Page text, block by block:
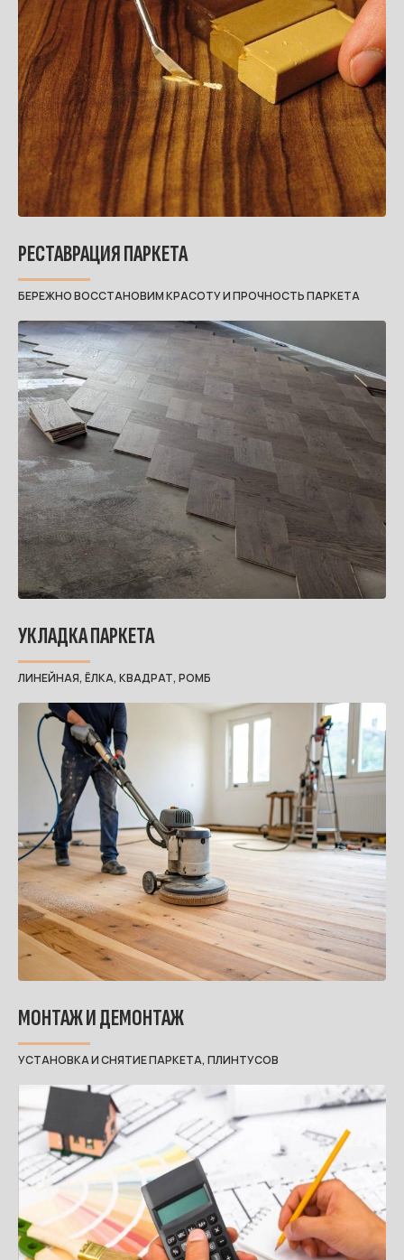
РЕСТАВРАЦИЯ ПАРКЕТА
БЕРЕЖНО ВОССТАНОВИМ КРАСОТУ И ПРОЧНОСТЬ ПАРКЕТА
УКЛАДКА ПАРКЕТА
ЛИНЕЙНАЯ, ЁЛКА, КВАДРАТ, РОМБ
МОНТАЖ И ДЕМОНТАЖ
УСТАНОВКА И СНЯТИЕ ПАРКЕТА, ПЛИНТУСОВ